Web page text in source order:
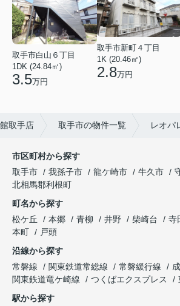
取手市白山６丁目
1DK (24.84㎡)
3.5万円
取手市新町４丁目
1K (20.46㎡)
2.8万円
取手店 取手市の物件一覧 レオパ
市区町村から探す
取手市
我孫子市 龍ケ崎市 牛久市
北相馬郡利根町
町名から探す
松ケ丘
本郷 青柳 井野 柴崎台 寺
本町
戸頭
沿線から探す
常磐線
関東鉄道常総線 常磐緩行線
関東鉄道竜ケ崎線
つくばエクスプレス
駅から探す